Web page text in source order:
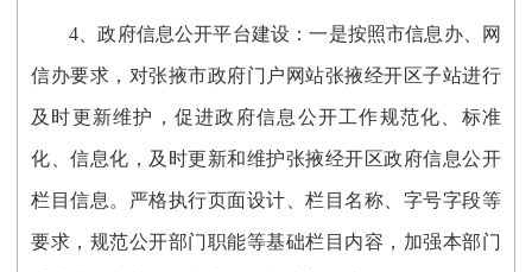
4、政府信息公开平台建设：一是按照市信息办、网
信办要求，对张掖市政府门户网站张掖经开区子站进行
及时更新维护，促进政府信息 公开工作规范化、标准
化、信息化，及时更新和维护张掖经开区政府信息公开
栏目信息。严格执行页面设计、栏目名称、字号字段等
要求，规范公开部门职能等基础栏目内容，加强本部门